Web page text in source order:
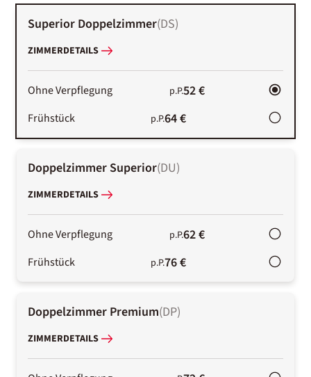
Superior Doppelzimmer(DS)
ZIMMERDETAILS
Ohne Verpflegung p.P.52 €
Frühstück p.P.64 €
Doppelzimmer Superior(DU)
ZIMMERDETAILS
Ohne Verpflegung p.P.62 €
Frühstück p.P.76 €
Doppelzimmer Premium(DP)
ZIMMERDETAILS